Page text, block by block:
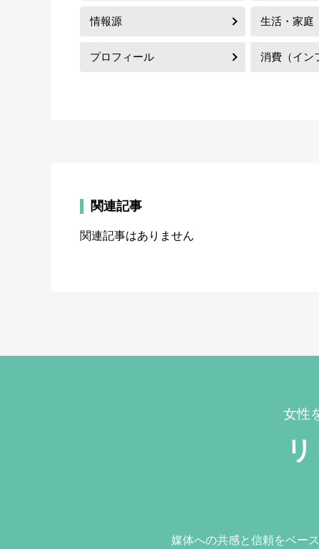
情報源 生活・家庭
プロフィール 消費（イン
関連記事
関連記事はありません
女性
媒体への共感と信頼をベー